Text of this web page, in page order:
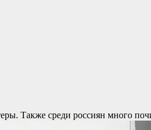
Также среди россиян много